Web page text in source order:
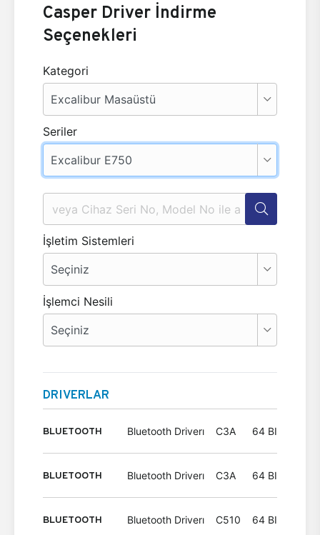
Casper Driver İndirme
Seçenekleri
Kategori
Seriler
İşletim Sistemleri
İşlemci Nesili
DRIVERLAR
BLUETOOTH Bluetooth Driverı C3A 64 BIT
BLUETOOTH Bluetooth Driverı C3A 64 BIT
BLUETOOTH Bluetooth Driverı C510 64 BIT